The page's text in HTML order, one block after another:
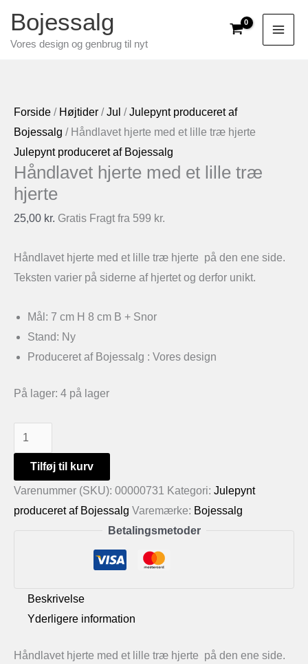
indholdet
Bojessalg
Vores design og genbrug til nyt
Forside / Højtider /Jul /Julepynt produceret af
Bojessalg / Håndlavet hjerte med et lille træ hjerte
Julepynt produceret af Bojessalg
Håndlavet hjerte med et lille træ
hjerte
25,00 kr. Gratis Fragt fra 599 kr.
Håndlavet hjerte med et lille træ hjerte på den ene side.
Teksten varier på siderne af hjertet og derfor unikt.
Mål: 7 cm H 8 cm B + Snor
Stand: Ny
Produceret af Bojessalg : Vores design
På lager: 4 på lager
Håndlavet
hjerte
med
et
lille
Tilføj til kurv
Varenummer (SKU): 00000731 Kategori: Julepynt
produceret af Bojessalg Varemærke: Bojessalg
Betalingsmetoder
Beskrivelse
Yderligere information
Håndlavet hjerte med et lille træ hjerte på den ene side.